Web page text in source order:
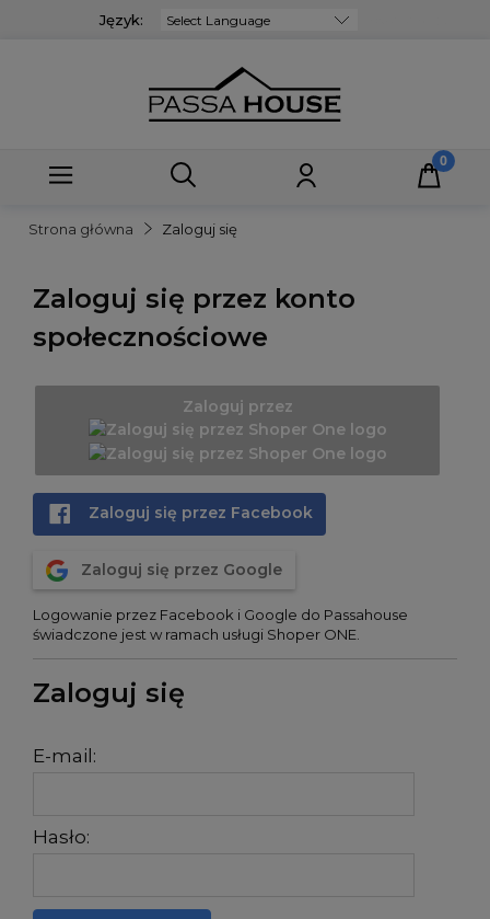
Język:
Strona główna Zaloguj się
Zaloguj się przez konto
społecznościowe
Zaloguj przez
Zaloguj się przez Facebook
Zaloguj się przez Google
Logowanie przez Facebook i Google do Passahouse
świadczone jest w ramach usługi Shoper ONE.
Zaloguj się
E-mail:
Hasło: